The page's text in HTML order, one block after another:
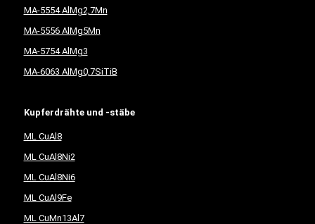
MA-5554 AlMg2,7Mn
MA-5556 AlMg5Mn
MA-5754 AlMg3
MA-6063 AlMg0,7SiTiB
Kupferdrähte und -stäbe
ML CuAl8
ML CuAl8Ni2
ML CuAl8Ni6
ML CuAl9Fe
ML CuMn13Al7